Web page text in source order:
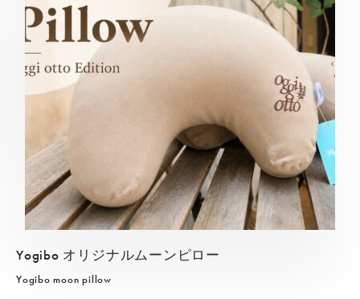
Yogibo オリジナルムーンピロー
Yogibo moon pillow